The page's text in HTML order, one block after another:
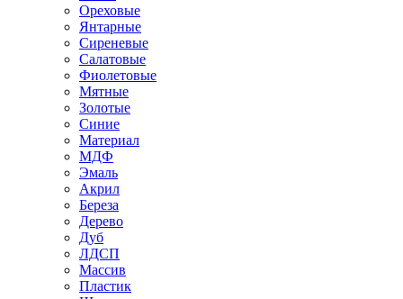
Ореховые
Янтарные
Сиреневые
Салатовые
Фиолетовые
Мятные
Золотые
Синие
Материал
МДФ
Эмаль
Акрил
Береза
Дерево
Дуб
ЛДСП
Массив
Пластик